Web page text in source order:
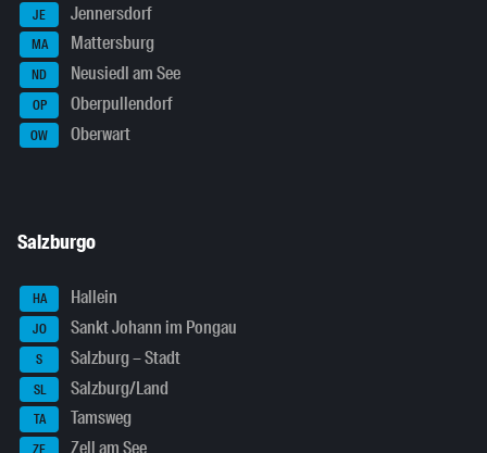
JE Jennersdorf
MA Mattersburg
ND Neusiedl am See
OP Oberpullendorf
OW Oberwart
Salzburgo
HA Hallein
JO Sankt Johann im Pongau
S Salzburg – Stadt
SL Salzburg/Land
TA Tamsweg